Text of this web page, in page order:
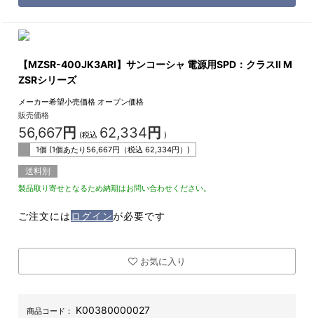
【MZSR-400JK3ARI】サンコーシャ 電源用SPD：クラスⅡ M
ZSRシリーズ
メーカー希望小売価格 オープン価格
販売価格
56,667円 (税込 62,334 円 )
1個 (1個あたり 56,667円（税込62,334円）)
送料別
製品取り寄せとなるため納期はお問い合わせください。
ご注文には ログインが必要です
お気に入り
商品コード： K00380000027